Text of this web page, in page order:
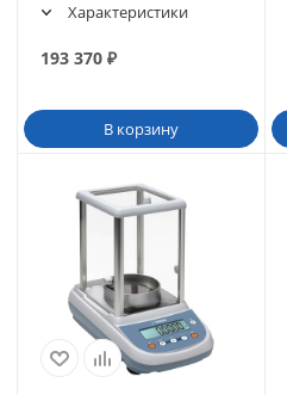
Характеристики
193 370 ₽
В корзину